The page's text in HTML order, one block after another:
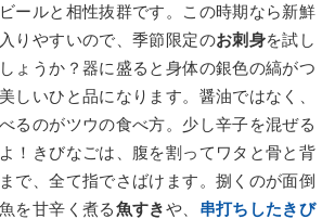
ールと相性抜群です。この時期なら新鮮
りやすいので、季節限定のお刺身を試し
ょうか？器に盛ると身体の銀色の縞がつ
しいひと品になります。醤油ではなく、
るのがツウの食べ方。少し辛子を混ぜる
！きびなごは、腹を割ってワタと骨と背
で、全て指でさばけます。捌くのが面倒
を甘辛く煮る魚すきや、 串打ちしたきび